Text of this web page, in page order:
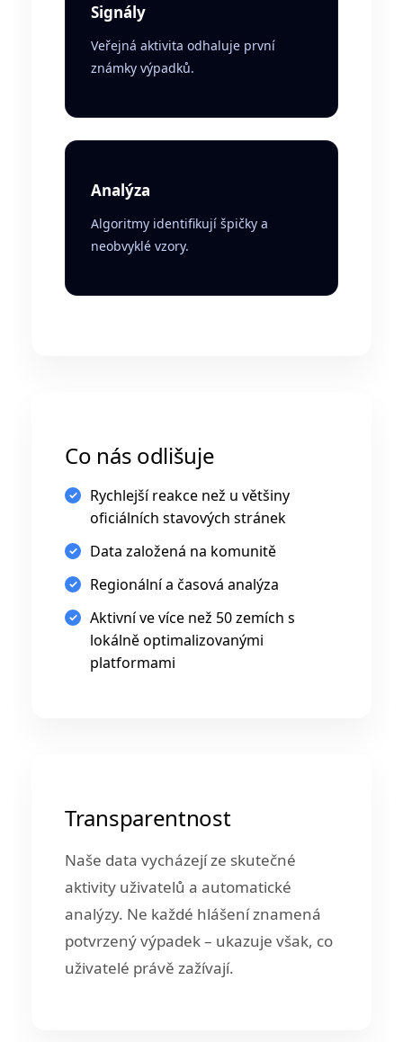
Signály
Veřejná aktivita odhaluje první
známky výpadků.
Analýza
Algoritmy identifikují špičky a
neobvyklé vzory.
Co nás odlišuje
Rychlejší reakce než u většiny
oficiálních stavových stránek
Data založená na komunitě
Regionální a časová analýza
Aktivní ve více než 50 zemích s
lokálně optimalizovanými
platformami
Transparentnost
Naše data vycházejí ze skutečné
aktivity uživatelů a automatické
analýzy. Ne každé hlášení znamená
potvrzený výpadek – ukazuje však, co
uživatelé právě zažívají.